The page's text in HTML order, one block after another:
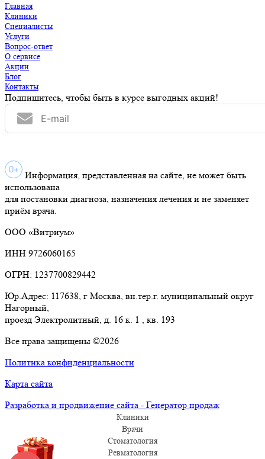
Главная
Клиники
Специалисты
Услуги
Вопрос-ответ
О сервисе
Акции
Блог
Контакты
Подпишитесь, чтобы быть в курсе выгодных акций!
Информация, представленная на сайте, не может быть
использована
для постановки диагноза, назначения лечения и не заменяет
приём врача.
ООО «Витриум»
ИНН 9726060165
ОГРН: 1237700829442
Юр.Адрес: 117638, г Москва, вн.тер.г. муниципальный округ
Нагорный,
проезд Электролитный, д. 16 к. 1 , кв. 193
Все права защищены ©2026
Политика конфиденциальности
Карта сайта
Разработка и продвижение сайта - Генератор продаж
Клиники
Врачи
Стоматология
Ревматология